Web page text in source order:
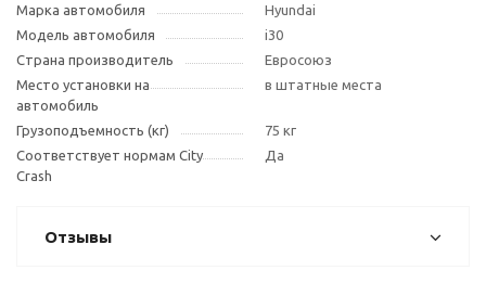
Марка автомобиля
Hyundai
Модель автомобиля
i30
Страна производитель
Евросоюз
Место установки на
автомобиль
в штатные места
Грузоподъемность (кг)
75 кг
Соответствует нормам City
Crash
Да
Отзывы